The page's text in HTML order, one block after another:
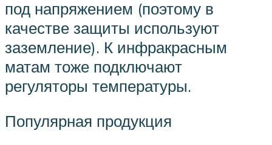
под напряжением (поэтому в
качестве защиты используют
заземление). К инфракрасным
матам тоже подключают
регуляторы температуры.
Популярная продукция